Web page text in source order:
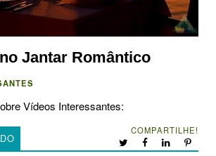
Jantar Romântico
Vídeos Interessantes:
COMPARTILHE!